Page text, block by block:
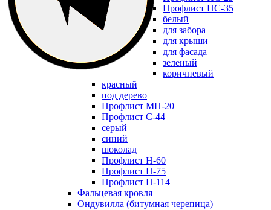
Профлист НС-35
белый
для забора
для крыши
для фасада
зеленый
коричневый
красный
под дерево
Профлист МП-20
Профлист С-44
серый
синий
шоколад
Профлист Н-60
Профлист Н-75
Профлист H-114
Фальцевая кровля
Ондувилла (битумная черепица)